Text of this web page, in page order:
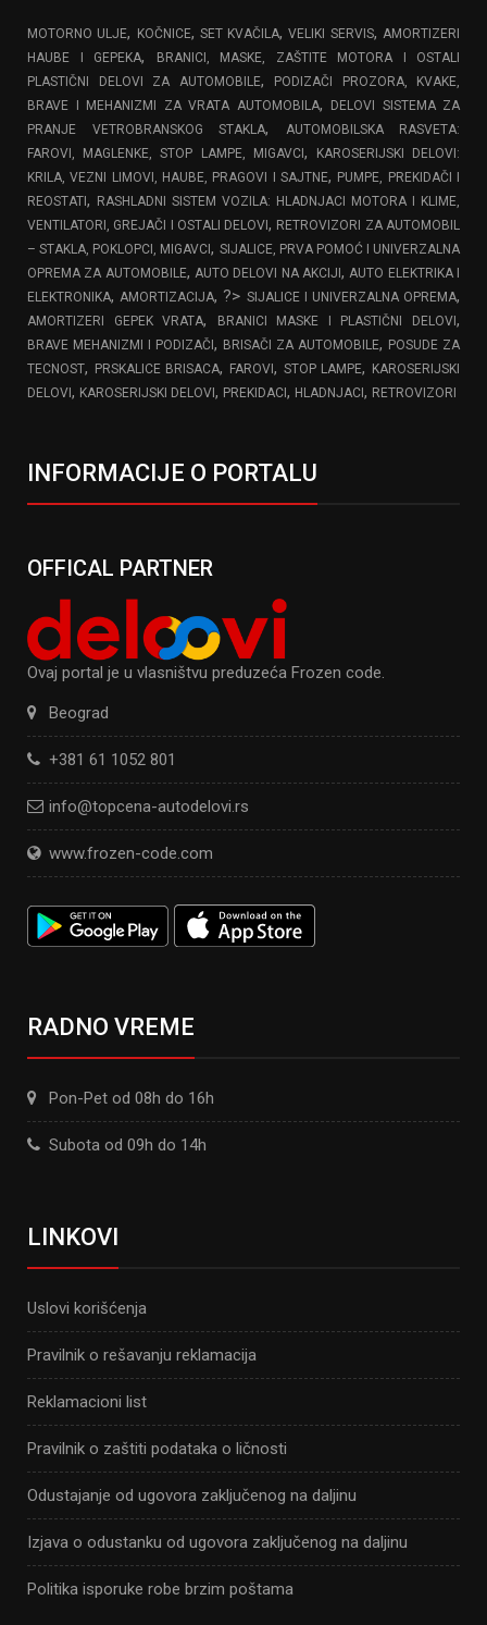
MOTORNO ULJE, KOČNICE, SET KVAČILA,VELIKI SERVIS, AMORTIZERI
HAUBE I GEPEKA,
BRANICI, MASKE, ZAŠTITE MOTORA I OSTALI
PLASTIČNI DELOVI ZA AUTOMOBILE,
PODIZAČI PROZORA, KVAKE,
BRAVE I MEHANIZMI ZA VRATA AUTOMOBILA,
DELOVI SISTEMA ZA
PRANJE VETROBRANSKOG STAKLA,
AUTOMOBILSKA RASVETA:
FAROVI, MAGLENKE, STOP LAMPE, MIGAVCI,
KAROSERIJSKI DELOVI:
KRILA, VEZNI LIMOVI, HAUBE, PRAGOVI I SAJTNE, PUMPE, PREKIDAČI I
REOSTATI, RASHLADNI SISTEM VOZILA: HLADNJACI MOTORA I KLIME,
VENTILATORI, GREJAČI I OSTALI DELOVI, RETROVIZORI ZA AUTOMOBIL
– STAKLA, POKLOPCI, MIGAVCI, SIJALICE, PRVA POMOĆ I UNIVERZALNA
OPREMA ZA AUTOMOBILE, AUTO DELOVI NA AKCIJI, AUTO ELEKTRIKA I
ELEKTRONIKA, AMORTIZACIJA, ?> SIJALICE I UNIVERZALNA OPREMA,
AMORTIZERI GEPEK VRATA, BRANICI MASKE I PLASTIČNI DELOVI,
BRAVE MEHANIZMI I PODIZAČI, BRISAČI ZA AUTOMOBILE, POSUDE ZA
TECNOST, PRSKALICE BRISACA, FAROVI, STOP LAMPE, KAROSERIJSKI
DELOVI, KAROSERIJSKI DELOVI, PREKIDACI, HLADNJACI, RETROVIZORI
INFORMACIJE O PORTALU
OFFICAL PARTNER
Ovaj portal je u vlasništvu preduzeća Frozen code.
Beograd
+381 61 1052 801
info@topcena-autodelovi.rs
www.frozen-code.com
RADNO VREME
Pon-Pet od 08h do 16h
Subota od 09h do 14h
LINKOVI
Uslovi korišćenja
Pravilnik o rešavanju reklamacija
Reklamacioni list
Pravilnik o zaštiti podataka o ličnosti
Odustajanje od ugovora zaključenog na daljinu
Izjava o odustanku od ugovora zaključenog na daljinu
Politika isporuke robe brzim poštama